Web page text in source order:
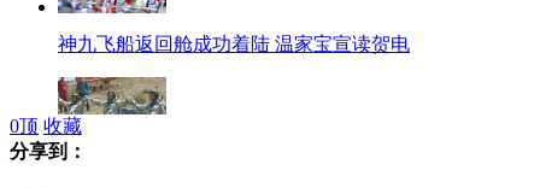
神九飞船返回舱成功着陆 温家宝宣读贺电
0顶 收藏
分享到：